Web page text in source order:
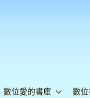
數位愛的書庫 數